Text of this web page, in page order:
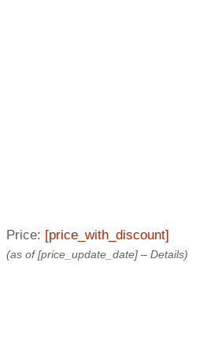
Price: [price_with_discount]
(as of [price_update_date] – Details)